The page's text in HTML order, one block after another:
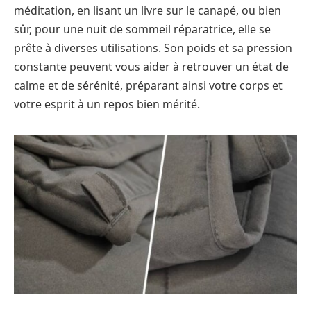
méditation, en lisant un livre sur le canapé, ou bien
sûr, pour une nuit de sommeil réparatrice, elle se
prête à diverses utilisations. Son poids et sa pression
constante peuvent vous aider à retrouver un état de
calme et de sérénité, préparant ainsi votre corps et
votre esprit à un repos bien mérité.